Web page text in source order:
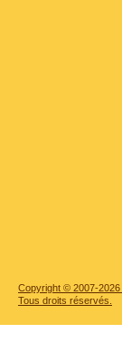
Copyright © 2007-2026
Tous droits réservés.